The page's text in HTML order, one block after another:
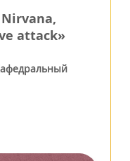
attack»